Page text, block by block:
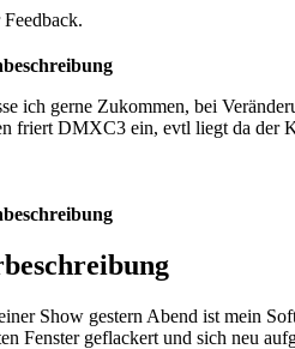
ich gerne Zukommen, bei
friert DMXC3 ein, evtl liegt da der
Show gestern Abend ist mein
Fenster geflackert und sich neu